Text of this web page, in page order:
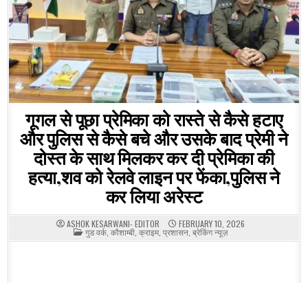
गूगल से पूछा प्रेमिका को रास्ते से कैसे हटाए
और पुलिस से कैसे बचे और उसके बाद प्रेमी ने
दोस्त के साथ मिलकर कर दी प्रेमिका की
हत्या,शव को रेलवे लाइन पर फेंका,पुलिस ने
कर लिया अरेस्ट
ASHOK KESARWANI- EDITOR FEBRUARY 10, 2026
POSTED
IN
गुड वर्क कौशाम्बी क्राइम, प्रशासन ब्रेकिंग न्यूज़